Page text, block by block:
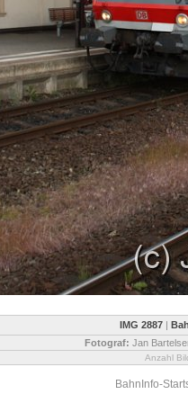
IMG 2887 |
Fotograf: Jan
Anzahl
BahnInfo-